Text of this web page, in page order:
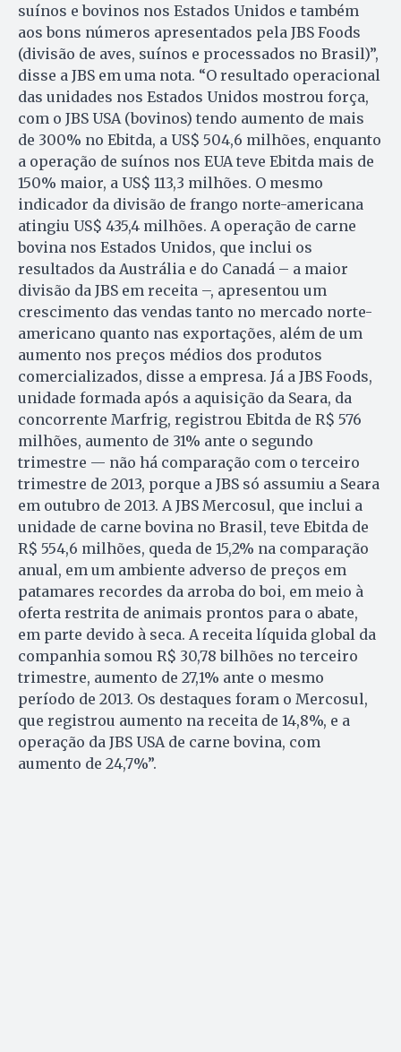
suínos e bovinos nos Estados Unidos e também
aos bons números apresentados pela JBS Foods
(divisão de aves, suínos e processados no Brasil)”,
disse a JBS em uma nota. “O resultado operacional
das unidades nos Estados Unidos mostrou força,
com o JBS USA (bovinos) tendo aumento de mais
de 300% no Ebitda, a US$ 504,6 milhões, enquanto
a operação de suínos nos EUA teve Ebitda mais de
150% maior, a US$ 113,3 milhões. O mesmo
indicador da divisão de frango norte-americana
atingiu US$ 435,4 milhões. A operação de carne
bovina nos Estados Unidos, que inclui os
resultados da Austrália e do Canadá – a maior
divisão da JBS em receita –, apresentou um
crescimento das vendas tanto no mercado norte-
americano quanto nas exportações, além de um
aumento nos preços médios dos produtos
comercializados, disse a empresa. Já a JBS Foods,
unidade formada após a aquisição da Seara, da
concorrente Marfrig, registrou Ebitda de R$ 576
milhões, aumento de 31% ante o segundo
trimestre — não há comparação com o terceiro
trimestre de 2013, porque a JBS só assumiu a Seara
em outubro de 2013. A JBS Mercosul, que inclui a
unidade de carne bovina no Brasil, teve Ebitda de
R$ 554,6 milhões, queda de 15,2% na comparação
anual, em um ambiente adverso de preços em
patamares recordes da arroba do boi, em meio à
oferta restrita de animais prontos para o abate,
em parte devido à seca. A receita líquida global da
companhia somou R$ 30,78 bilhões no terceiro
trimestre, aumento de 27,1% ante o mesmo
período de 2013. Os destaques foram o Mercosul,
que registrou aumento na receita de 14,8%, e a
operação da JBS USA de carne bovina, com
aumento de 24,7%”.